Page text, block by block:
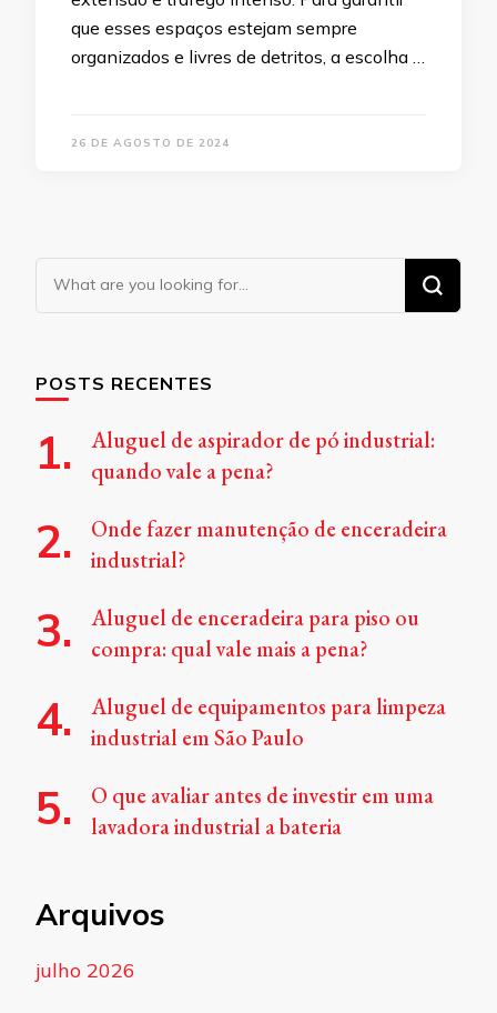
que esses espaços estejam sempre
organizados e livres de detritos, a escolha …
26 DE AGOSTO DE 2024
Looking
for
POSTS RECENTES
Aluguel de aspirador de pó industrial:
quando vale a pena?
Onde fazer manutenção de enceradeira
industrial?
Aluguel de enceradeira para piso ou
compra: qual vale mais a pena?
Aluguel de equipamentos para limpeza
industrial em São Paulo
O que avaliar antes de investir em uma
lavadora industrial a bateria
Arquivos
julho 2026